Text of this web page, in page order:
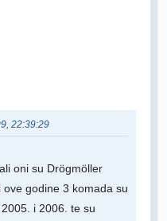
22:39:29
oni su Drögmöller
godine 3 komada su
i 2006. te su